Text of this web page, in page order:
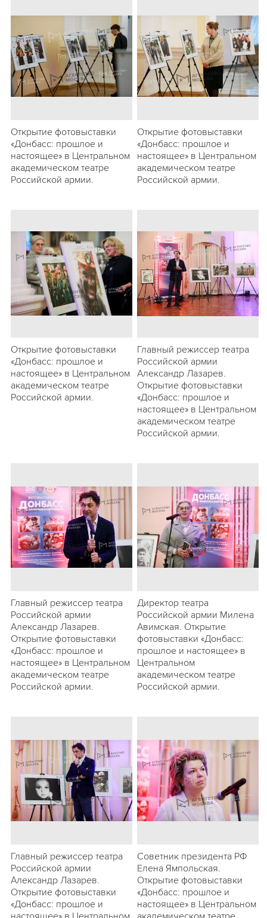
Открытие фотовыставки
«Донбасс: прошлое и
настоящее» в Центральном
академическом театре
Российской армии.
Открытие фотовыставки
«Донбасс: прошлое и
настоящее» в Центральном
академическом театре
Российской армии.
Открытие фотовыставки
«Донбасс: прошлое и
настоящее» в Центральном
академическом театре
Российской армии.
Главный режиссер театра
Российской армии
Александр Лазарев.
Открытие фотовыставки
«Донбасс: прошлое и
настоящее» в Центральном
академическом театре
Российской армии.
Главный режиссер театра
Российской армии
Александр Лазарев.
Открытие фотовыставки
«Донбасс: прошлое и
настоящее» в Центральном
академическом театре
Российской армии.
Директор театра
Российской армии Милена
Авимская. Открытие
фотовыставки «Донбасс:
прошлое и настоящее» в
Центральном
академическом театре
Российской армии.
Главный режиссер театра
Российской армии
Александр Лазарев.
Открытие фотовыставки
«Донбасс: прошлое и
Советник президента РФ
Елена Ямпольская.
Открытие фотовыставки
«Донбасс: прошлое и
настоящее» в Центральном